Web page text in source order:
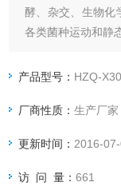
酵、杂交、生物化
各类菌种运动和静
产品型号： HZQ-
厂商性质：生产厂家
更新时间： 2016-
访 问 量：661